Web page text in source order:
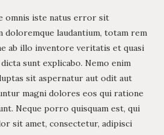
omnis iste natus error sit
doloremque laudantium, totam rem
ab illo inventore veritatis et quasi
sunt explicabo. Nemo enim
sit aspernatur aut odit aut
magni dolores eos qui ratione
Neque porro quisquam est, qui
sit amet, consectetur, adipisci